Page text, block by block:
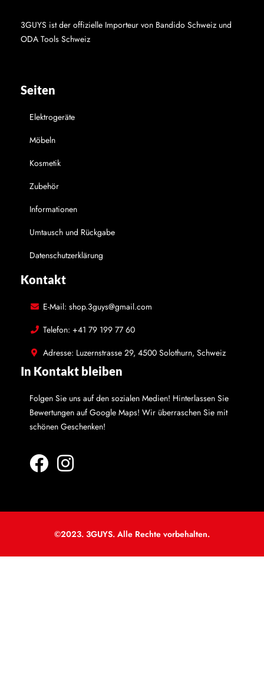
3GUYS ist der offizielle Importeur von Bandido Schweiz und
ODA Tools Schweiz
Seiten
Elektrogeräte
Möbeln
Kosmetik
Zubehör
Informationen
Umtausch und Rückgabe
Datenschutzerklärung
Kontakt
E-Mail: shop.3guys@gmail.com
Telefon: +41 79 199 77 60
Adresse: Luzernstrasse 29, 4500 Solothurn, Schweiz
In Kontakt bleiben
Folgen Sie uns auf den sozialen Medien! Hinterlassen Sie
Bewertungen auf Google Maps! Wir überraschen Sie mit
schönen Geschenken!
©2023. 3GUYS. Alle Rechte vorbehalten.